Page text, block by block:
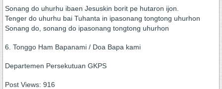
Sonang do uhurhu ibaen Jesuskin borit pe hutaron ijon.
Tenger do uhurhu bai Tuhanta in ipasonang tongtong uhurhon
Sonang do, sonang do ipasonang tongtong uhurhon
6. Tonggo Ham Bapanami / Doa Bapa kami
Departemen Persekutuan GKPS
Post Views: 916